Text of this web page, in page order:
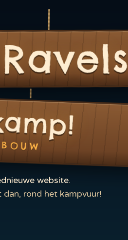
website.
rond het kampvuur!